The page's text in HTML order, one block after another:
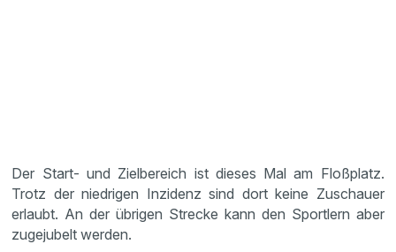
Der Start- und Zielbereich ist dieses Mal am Floßplatz.
Trotz der niedrigen Inzidenz sind dort keine Zuschauer
erlaubt. An der übrigen Strecke kann den Sportlern aber
zugejubelt werden.